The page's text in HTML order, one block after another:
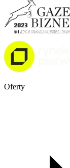
Oferty